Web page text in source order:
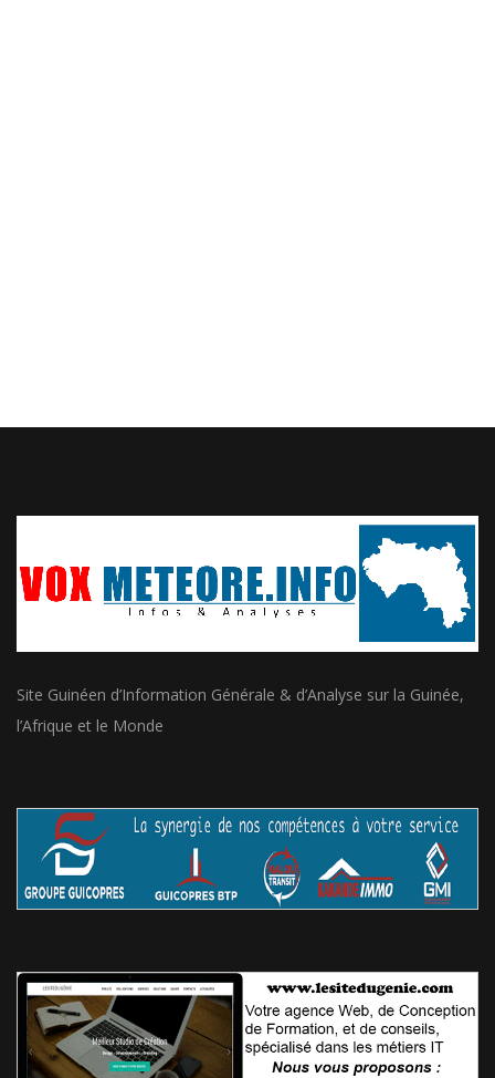
Site Guinéen d’Information Générale & d’Analyse sur la Guinée,
l’Afrique et le Monde